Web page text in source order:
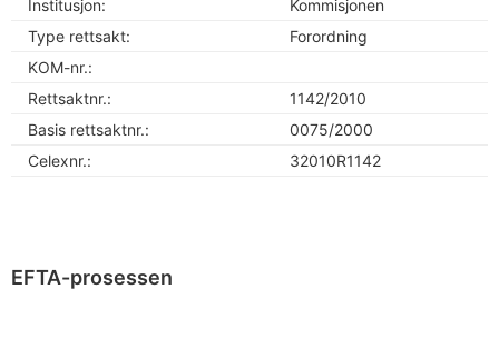
Institusjon:
Kommisjonen
Type rettsakt:
Forordning
KOM-nr.:
Rettsaktnr.:
1142/2010
Basis rettsaktnr.:
0075/2000
Celexnr.:
32010R1142
EFTA-prosessen